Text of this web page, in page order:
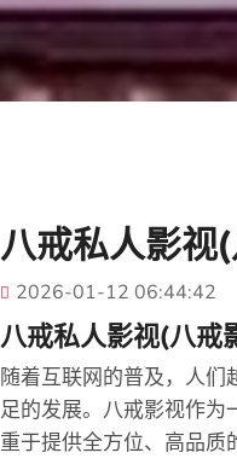
八戒私人影视
2026-01-12 06:44:42
八戒私人影视(八戒
随着互联网的普及，人
足的发展。八戒影视作为
重于提供全方位、高品质